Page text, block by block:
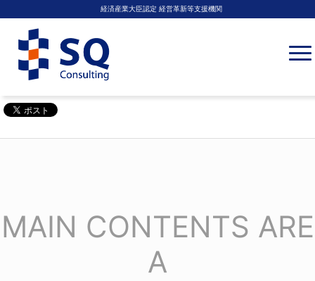
経済産業大臣認定 経営革新等支援機関
N
a
g
o
MAIN CONTENTS ARE
A